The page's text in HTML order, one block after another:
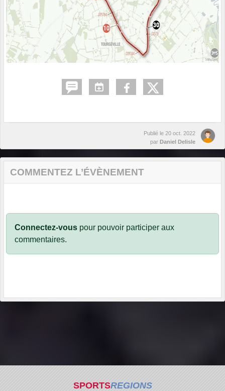
Publié le 20 oct. 2022
par Daniel Delisle
COMMENTEZ L’ÉVÈNEMENT
Connectez-vous pour pouvoir participer aux
commentaires.
SPORTSREGIONS